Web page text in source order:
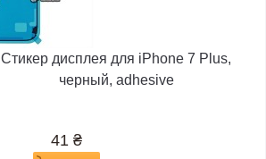
Стикер дисплея для iPhone 7 Plus,
черный, adhesive
41 ₴